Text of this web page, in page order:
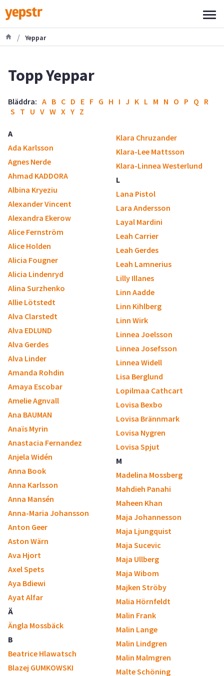
/ Yeppar
Topp Yeppar
Bläddra: A B C D E F G H I J K L M N O P Q R
S T U V W X Y Z
A
Ada Karlsson
Agnes Nerde
Ahmad KADDORA
Albina Kryeziu
Alexander Vincent
Alexandra Ekerow
Alice Fernström
Alice Holden
Alicia Fougner
Alicia Lindenryd
Alina Surzhenko
Allie Lötstedt
Alva Clarstedt
Alva EDLUND
Alva Gerdes
Alva Linder
Amanda Rohdin
Amaya Escobar
Amelie Agnvall
Ana BAUMAN
Anaïs Myrin
Anastacia Fernandez
Anjela Widén
Anna Book
Anna Karlsson
Anna Mansén
Anna-Maria Johansson
Anton Geer
Aston Wärn
Ava Hjort
Axel Spets
Aya Bdiewi
Ayat Alfar
Ä
Ängla Mossbäck
B
Beatrice Hlawatsch
Blazej GUMKOWSKI
Klara Chruzander
Klara-Lee Mattsson
Klara-Linnea Westerlund
L
Lana Pistol
Lara Andersson
Layal Mardini
Leah Carrier
Leah Gerdes
Leah Lamnerius
Lilly Illanes
Linn Aadde
Linn Kihlberg
Linn Wirk
Linnea Joelsson
Linnea Josefsson
Linnea Widell
Lisa Berglund
Lopilmaa Cathcart
Lovisa Bexbo
Lovisa Brännmark
Lovisa Nygren
Lovisa Spjut
M
Madelina Mossberg
Mahdieh Panahi
Maheen Khan
Maja Johannesson
Maja Ljungquist
Maja Sucevic
Maja Ullberg
Maja Wibom
Majken Ströby
Malia Hörnfeldt
Malin Frank
Malin Lange
Malin Lindgren
Malin Malmgren
Malte Schöning